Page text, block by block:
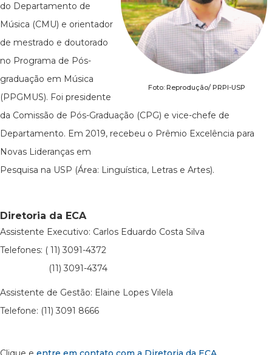
Foto: Reprodução/ PRPI-USP
do Departamento de
Música (CMU) e orientador
de mestrado e doutorado
no Programa de Pós-
graduação em Música
(PPGMUS). Foi presidente
da Comissão de Pós-Graduação (CPG) e vice-chefe de
Departamento. Em 2019, recebeu o Prêmio Excelência para
Novas Lideranças em
Pesquisa na USP (Área: Linguística, Letras e Artes).
Diretoria da ECA
Assistente Executivo: Carlos Eduardo Costa Silva
Telefones: ( 11) 3091-4372
(11) 3091-4374
Assistente de Gestão: Elaine Lopes Vilela
Telefone: (11) 3091 8666